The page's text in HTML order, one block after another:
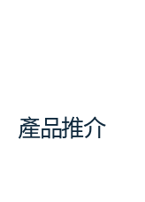
產品推介